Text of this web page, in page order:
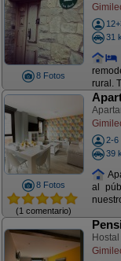
8 Fotos
31
rural.
8 Fotos
(1 comentario)
2-6
39
al